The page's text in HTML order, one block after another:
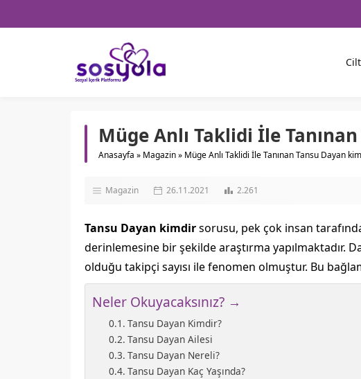
Müge Anlı Taklidi İle
Anasayfa » Magazin» Müge Anlı Taklidi İle Tanınan Tansu Dayan
Magazin 26.11.2021 2.261
Tansu Dayan kimdirsorusu, pek çok insan
derinlemesine bir şekilde araştırma yapılmaktadır.
olduğu takipçi sayısı ile fenomen olmuştur. Bu
Neler Okuyacaksınız? →
Tansu Dayan Kimdir?
Tansu Dayan Ailesi
Tansu Dayan Nereli?
Tansu Dayan Kaç Yaşında?